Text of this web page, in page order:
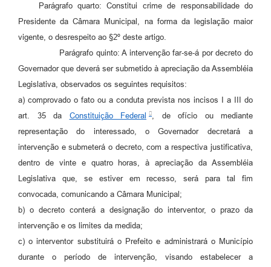
Parágrafo quarto: Constitui crime de responsabilidade do
Presidente da Câmara Municipal, na forma da legislação maior
vigente, o desrespeito ao §2º deste artigo.
Parágrafo quinto: A intervenção far‑se‑á por decreto do
Governador que deverá ser submetido à apreciação da Assembléia
Legislativa, observados os seguintes requisitos:
a) comprovado o fato ou a conduta prevista nos incisos I a III do
art. 35 da Constituição Federal
, de ofício ou mediante
representação do interessado, o Governador decretará a
intervenção e submeterá o decreto, com a respectiva justificativa,
dentro de vinte e quatro horas, à apreciação da Assembléia
Legislativa que, se estiver em recesso, será para tal fim
convocada, comunicando a Câmara Municipal;
b) o decreto conterá a designação do interventor, o prazo da
intervenção e os limites da medida;
c) o interventor substituirá o Prefeito e administrará o Município
durante o período de intervenção, visando estabelecer a